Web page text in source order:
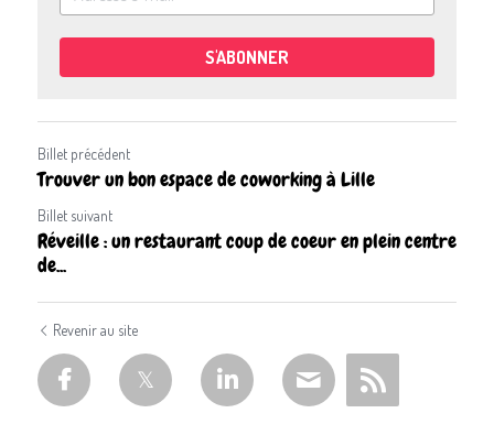
S'ABONNER
Billet précédent
Trouver un bon espace de coworking à Lille
Billet suivant
Réveille : un restaurant coup de coeur en plein centre
de...
Revenir au site